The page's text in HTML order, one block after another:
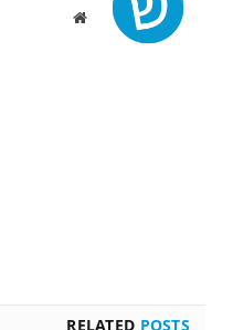
Website
RELATED POSTS